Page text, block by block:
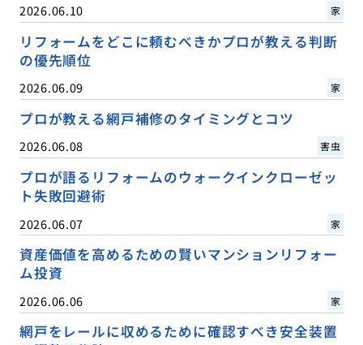
2026.06.10 家
リフォームをどこに頼むべきかプロが教える判断
の優先順位
2026.06.09 家
プロが教える網戸補修のタイミングとコツ
2026.06.08 害虫
プロが語るリフォームのウォークインクローゼッ
ト失敗回避術
2026.06.07 家
資産価値を高めるための賢いマンションリフォー
ム投資
2026.06.06 家
網戸をレールに収めるために確認すべき安全装置